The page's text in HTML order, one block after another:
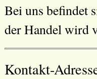
Bei uns befindet
der Handel wird
Kontakt-